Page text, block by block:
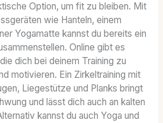
Option, um fit zu bleiben. Mit
wie Hanteln, einem
Yogamatte kannst du bereits ein
Online gibt es
dich bei deinem Training zu
motivieren. Ein Zirkeltraining mit
Liegestütze und Planks bringt
und lässt dich auch an kalten
kannst du auch Yoga und